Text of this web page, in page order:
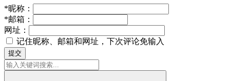
*昵称：
*邮箱：
网址：
记住昵称、邮箱和网址，下次评论免输入
提交